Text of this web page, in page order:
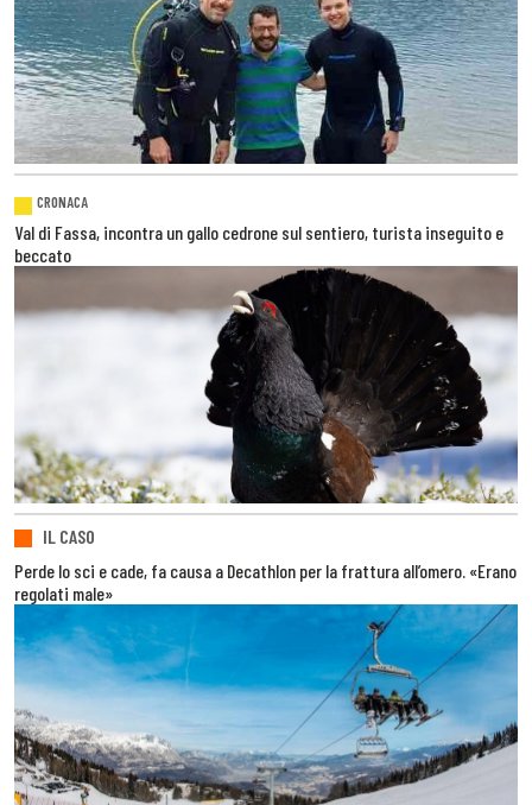
CRONACA
Val di Fassa, incontra un gallo cedrone sul sentiero, turista inseguito e
beccato
IL CASO
Perde lo sci e cade, fa causa a Decathlon per la frattura all’omero. «Erano
regolati male»